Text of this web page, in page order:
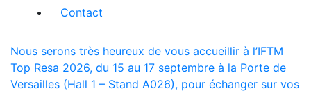
Contact
Nous serons très heureux de vous accueillir à l’IFTM
Top Resa 2026, du 15 au 17 septembre à la Porte de
Versailles (Hall 1 – Stand A026), pour échanger sur vos